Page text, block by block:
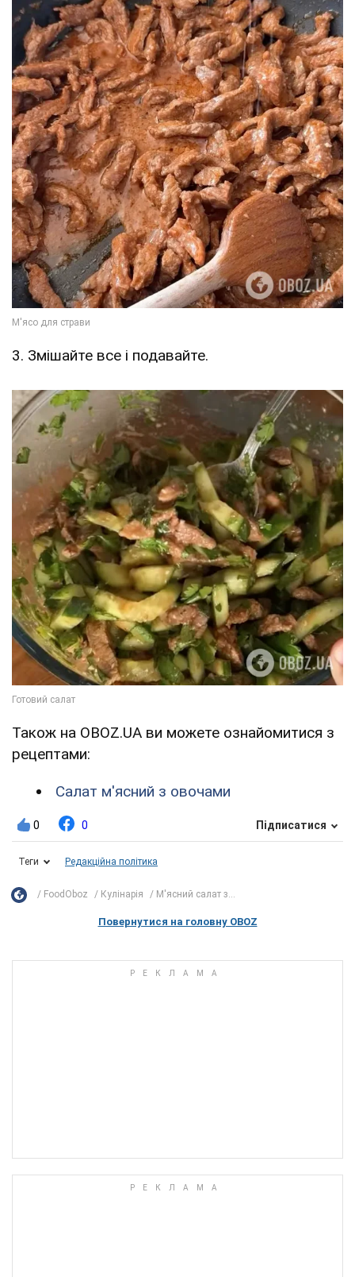
3. Змішайте все і подавайте.
Також на OBOZ.UA ви можете ознайомитися з
рецептами:
Салат м'ясний з овочами
0 0 Підписатися
Теги Редакційна політика
FoodOboz Кулінарія М'ясний салат з...
Повернутися на головну OBOZ